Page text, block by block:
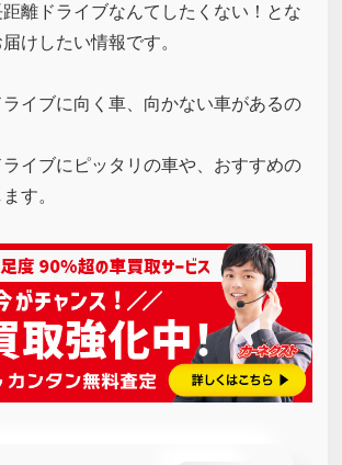
離ドライブなんてしたくない！とな
けしたい情報です。
イブに向く車、向かない車があるの
イブにピッタリの車や、おすすめの
す。